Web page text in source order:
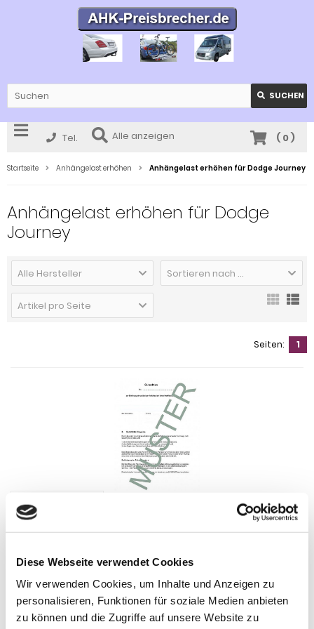
Diese Webseite verwendet Cookies
Wir verwenden Cookies, um Inhalte und Anzeigen zu
personalisieren, Funktionen für soziale Medien anbieten
zu können und die Zugriffe auf unsere Website zu
SUCHEN
Tel. Alle anzeigen ( 0)
Startseite Anhängelast erhöhen Anhängelast erhöhen für Dodge Journey
Anhängelast erhöhen für Dodge
Journey
Alle Hersteller Sortieren nach ...
Artikel pro Seite
Seiten: 1
Anhängelast erhöhen für Dodge Journey, Bj. 2011- (horizontal
abnehmbare AHK inkl. Gutachten)